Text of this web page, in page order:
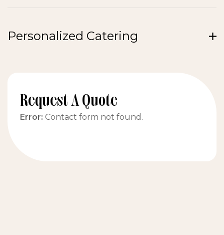
Personalized Catering
Request A Quote
Error: Contact form not found.